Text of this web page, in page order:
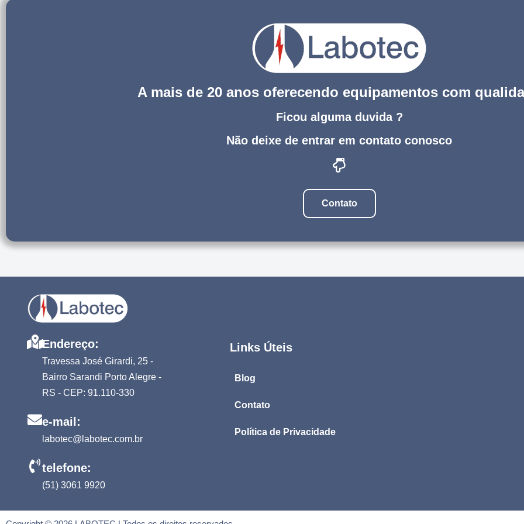
A mais de 20 anos oferecendo equipamentos com
Ficou alguma duvida ?
Não deixe de entrar em contato conosco
Contato
Endereço:
Travessa José Girardi, 25 -
Bairro Sarandi Porto Alegre -
RS - CEP: 91.110-330
e-mail:
labotec@labotec.com.br
telefone:
(51) 3061 9920
Links Úteis
Blog
Contato
Política de Privacidade